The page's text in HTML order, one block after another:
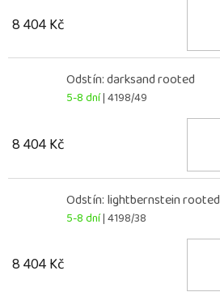
8 404 Kč
Odstín: darksand rooted
5-8 dní| 4198/49
8 404 Kč
Odstín: lightbernstein rooted
5-8 dní| 4198/38
8 404 Kč